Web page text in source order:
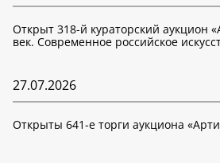
Открыт 318-й кураторский аукцион
век. Современное российское
27.07.2026
Открыты 641-е торги аукциона